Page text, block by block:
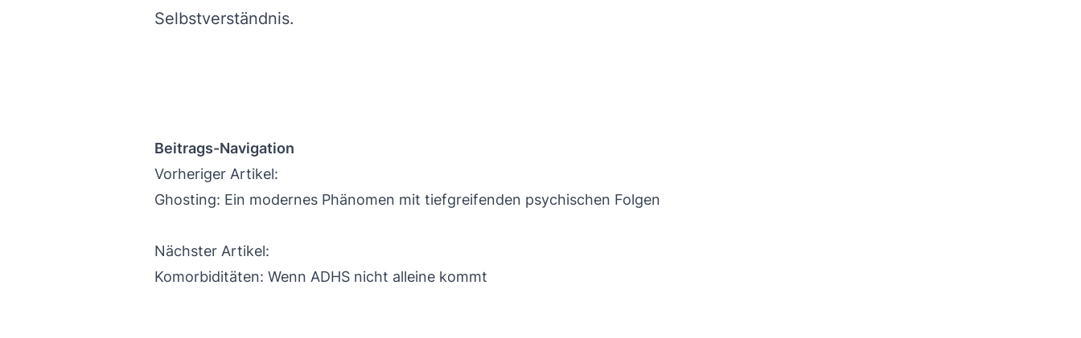
Selbstverständnis.
Beitrags-Navigation
Vorheriger Artikel:
Ghosting: Ein modernes Phänomen mit tiefgreifenden psychischen Folgen
Nächster Artikel:
Komorbiditäten: Wenn ADHS nicht alleine kommt